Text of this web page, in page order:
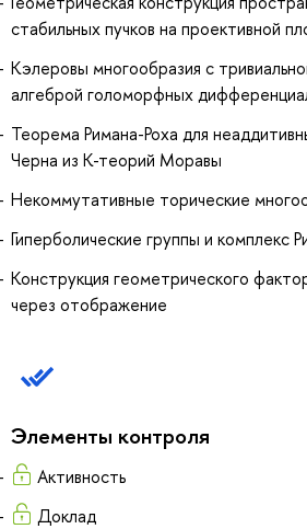
стабильных пучков на проективной
Кэлеровы многообразия с
алгеброй голоморфных
Теорема Римана-Роха для
Черна из К-теорий Моравы
Некоммутативные торические
Гиперболические группы и комплекс
Конструкция геометрического
через отображение
Элементы контроля
Активность
Доклад